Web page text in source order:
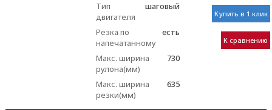
Тип
двигателя
шаговый
Резка по
напечатанному
есть
Макс. ширина
рулона(мм)
730
Макс. ширина
резки(мм)
635
Купить в 1 клик
К сравнению